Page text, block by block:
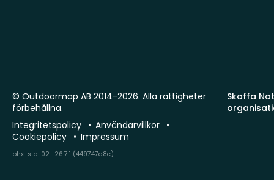
Skaffa
© Outdoormap AB 2014-2026. Alla rättigheter
förbehållna.
Integritetspolicy
Användarvillkor
Cookiepolicy
Impressum
phx-sto-02 · 26.7.1 (449747a8c)